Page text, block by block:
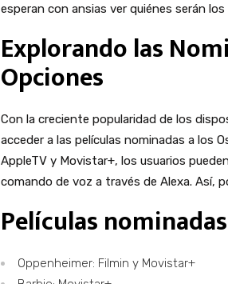
esperan con ansias ver quiénes serán
Explorando las
Opciones
Con la creciente popularidad de los
acceder a las películas nominadas a los
AppleTV y Movistar+, los usuarios
comando de voz a través de Alexa. Así,
Películas
Oppenheimer: Filmin y Movistar+